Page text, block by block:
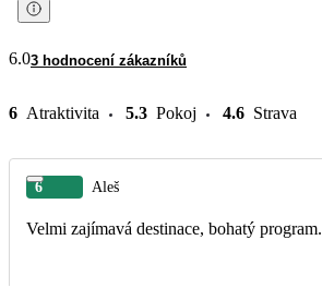
6.03 hodnocení zákazníků
6 Atraktivita 5.3 Pokoj 4.6 Strava
6 Aleš
Velmi zajímavá destinace, bohatý program.